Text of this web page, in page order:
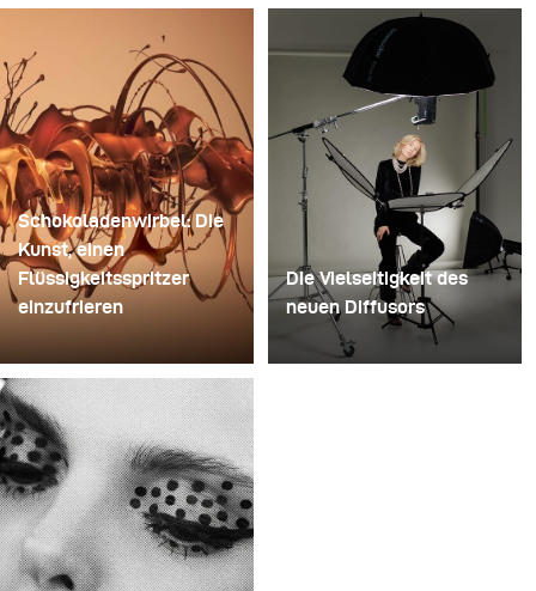
Schokoladenwirbel: Die
Kunst, einen
Flüssigkeitsspritzer
einzufrieren
verwendete David Lund
einen Stapel günstiger
Einweg-Sektgläser aus
Kunststoff. Er entfernte
die Standfüße, bohrte ein
Loch durch die Mitte
jedes einzelnen Glases
und steckte sie
Die Vielseitigkeit des
neuen Diffusors
Manche Shootings